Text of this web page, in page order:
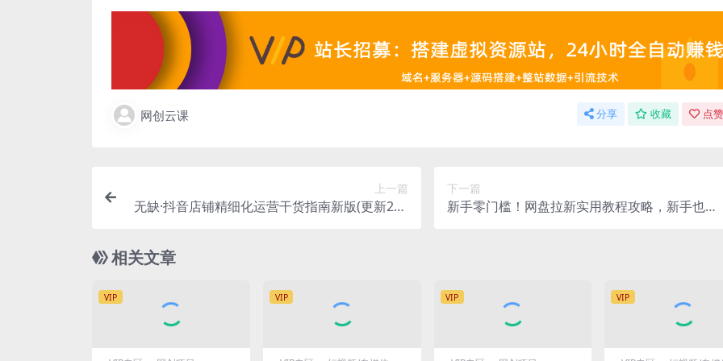
网创云课 分享 收藏 点
上一篇
无缺·抖音店铺精细化运营干货指南新版(更新202
下一篇
新手零门槛！网盘拉新实用教程攻略，新手也能
相关文章
VIP VIP VIP VIP